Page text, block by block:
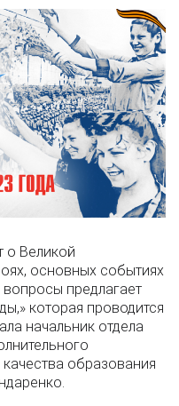
о Великой
основных событиях
вопросы предлагает
которая проводится
начальник отдела
образования